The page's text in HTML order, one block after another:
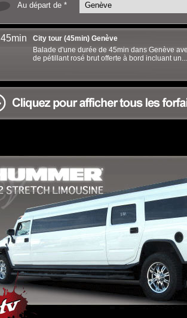
Au départ de *
45min
City tour (45min) Genève
Balade d'une durée de 45min dans Genève
de pétillant rosé brut offerte à bord incluant un...